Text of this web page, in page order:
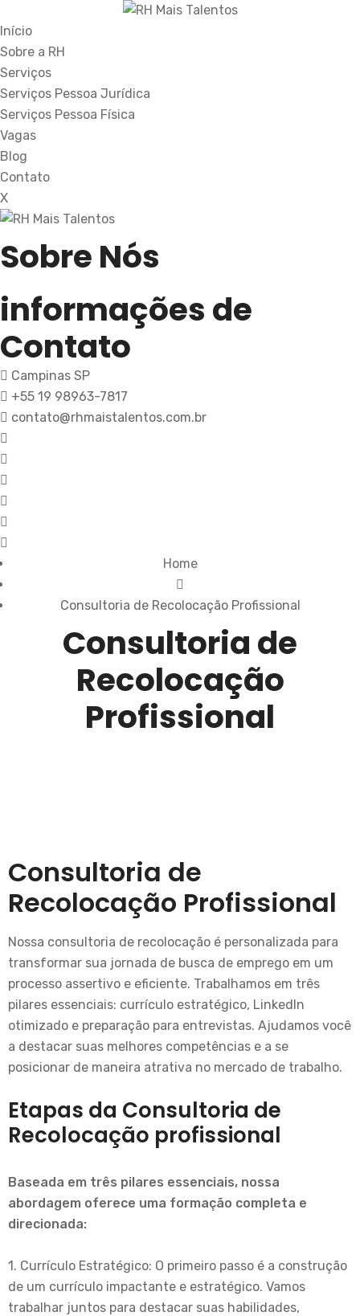
Início
Sobre a RH
Serviços
Serviços Pessoa Jurídica
Serviços Pessoa Física
Vagas
Blog
Contato
X
Sobre Nós
informações de
Contato
Campinas SP
+55 19 98963-7817
contato@rhmaistalentos.com.br
Home
Consultoria de Recolocação Profissional
Consultoria de
Recolocação
Profissional
Consultoria de
Recolocação Profissional
Nossa consultoria de recolocação é personalizada para
transformar sua jornada de busca de emprego em um
processo assertivo e eficiente. Trabalhamos em três
pilares essenciais: currículo estratégico, LinkedIn
otimizado e preparação para entrevistas. Ajudamos você
a destacar suas melhores competências e a se
posicionar de maneira atrativa no mercado de trabalho.
Etapas da Consultoria de
Recolocação profissional
Baseada em três pilares essenciais, nossa
abordagem oferece uma formação completa e
direcionada:
1. Currículo Estratégico: O primeiro passo é a construção
de um currículo impactante e estratégico. Vamos
trabalhar juntos para destacar suas habilidades,